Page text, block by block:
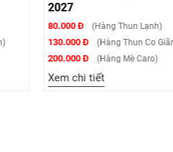
(Hàng Thun Lạnh)
130.000 Đ (Hàng Thun Co Giãn)
(Hàng Mè Caro)
Xem chi tiết